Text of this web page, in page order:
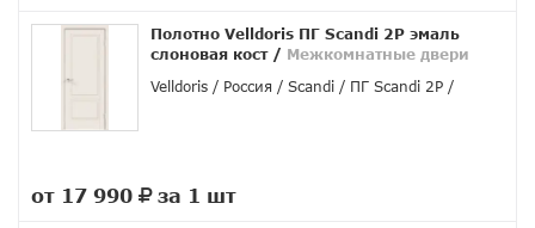
Полотно Velldoris ПГ Scandi 2P эмаль
слоновая кост/ Межкомнатные двери
Velldoris
Россия Scandi ПГ Scandi 2P
от 17 990
за 1 шт